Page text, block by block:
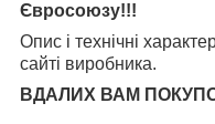
Євросоюзу!!!
Опис і технічні
сайті виробника.
ВДАЛИХ ВАМ